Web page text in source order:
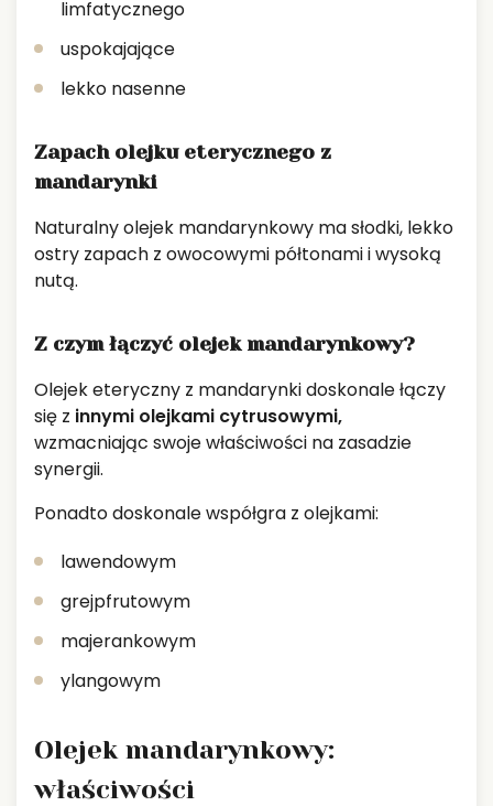
limfatycznego
uspokajające
lekko nasenne
Zapach olejku eterycznego z
mandarynki
Naturalny olejek mandarynkowy ma słodki, lekko
ostry zapach z owocowymi półtonami i wysoką
nutą.
Z czym łączyć olejek mandarynkowy?
Olejek eteryczny z mandarynki doskonale łączy
się z innymi olejkami cytrusowymi,
wzmacniając swoje właściwości na zasadzie
synergii.
Ponadto doskonale współgra z olejkami:
lawendowym
grejpfrutowym
majerankowym
ylangowym
Olejek mandarynkowy:
właściwości